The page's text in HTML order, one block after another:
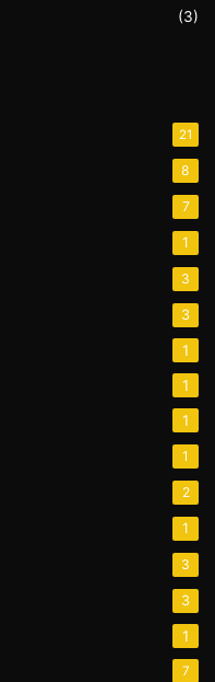
(3)
21
8
7
1
3
3
1
1
1
1
2
1
3
3
1
7